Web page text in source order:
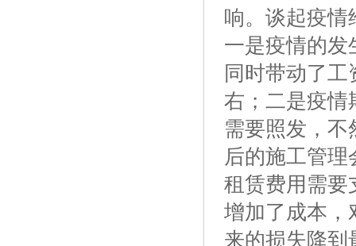
响。谈起疫情
一是疫情的发
同时带动了
右；二是疫情
需要照发，
后的施工管
租赁费用需要
增加了成本，
来的损失降到